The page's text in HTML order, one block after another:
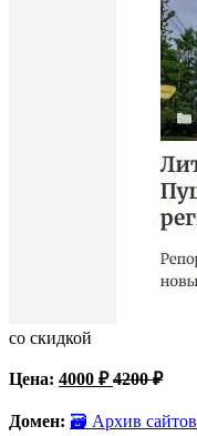
со скидкой
Цена: 4000 ₽ 4200₽
Домен: 🗃 Архив сайтов